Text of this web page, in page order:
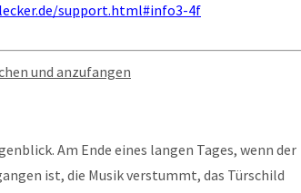
support.html#info3-4f
und anzufangen
Am Ende eines langen Tages, wenn der
ist, die Musik verstummt, das Türschild